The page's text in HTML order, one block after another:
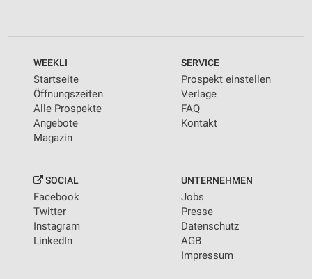
WEEKLI
Startseite
Öffnungszeiten
Alle Prospekte
Angebote
Magazin
SERVICE
Prospekt einstellen
Verlage
FAQ
Kontakt
SOCIAL
Facebook
Twitter
Instagram
LinkedIn
UNTERNEHMEN
Jobs
Presse
Datenschutz
AGB
Impressum